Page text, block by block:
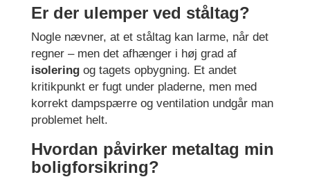
Er der ulemper ved ståltag?
Nogle nævner, at et ståltag kan larme, når det
regner – men det afhænger i høj grad af
isoleringog tagets opbygning. Et andet
kritikpunkt er fugt under pladerne, men med
korrekt dampspærre og ventilation undgår man
problemet helt.
Hvordan påvirker metaltag min
boligforsikring?